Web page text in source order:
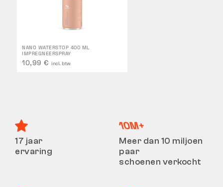
NANO WATERSTOP 400 ML
IMPREGNEERSPRAY
10,99 € incl. btw
17 jaar
ervaring
Meer dan 10 miljoen
paar
schoenen verkocht